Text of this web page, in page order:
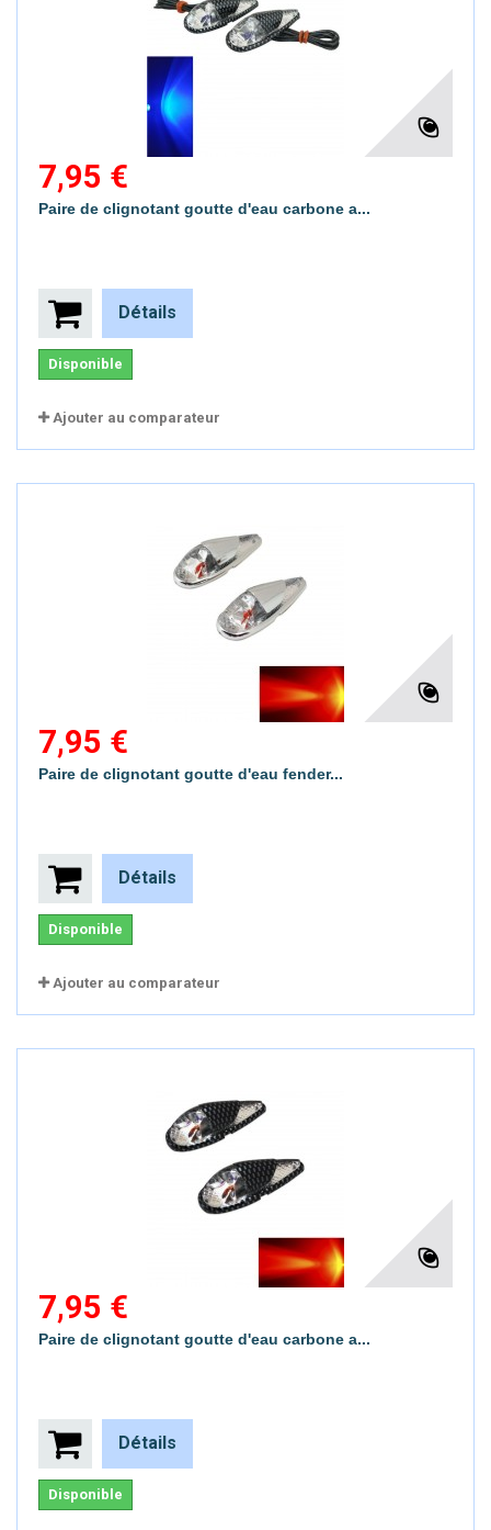
7,95 €
Paire de clignotant goutte d'eau carbone a...
Détails
Disponible
Ajouter au comparateur
7,95 €
Paire de clignotant goutte d'eau fender...
Détails
Disponible
Ajouter au comparateur
7,95 €
Paire de clignotant goutte d'eau carbone a...
Détails
Disponible